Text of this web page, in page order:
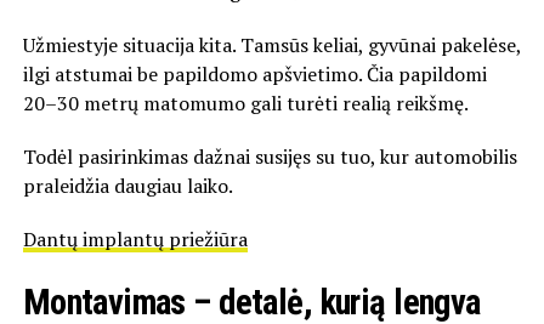
Užmiestyje situacija kita. Tamsūs keliai, gyvūnai pakelėse,
ilgi atstumai be papildomo apšvietimo. Čia papildomi
20–30 metrų matomumo gali turėti realią reikšmę.
Todėl pasirinkimas dažnai susijęs su tuo, kur automobilis
praleidžia daugiau laiko.
Dantų implantų priežiūra
Montavimas – detalė, kurią lengva